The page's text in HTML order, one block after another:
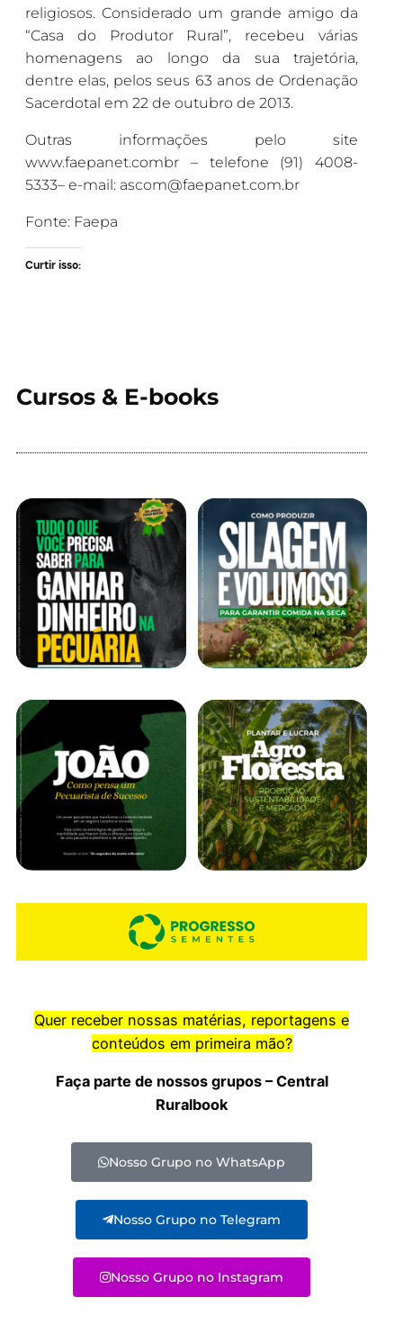
religiosos. Considerado um grande amigo da
“Casa do Produtor Rural”, recebeu várias
homenagens ao longo da sua trajetória,
dentre elas, pelos seus 63 anos de Ordenação
Sacerdotal em 22 de outubro de 2013.
Outras informações pelo site
www.faepanet.combr – telefone (91) 4008-
5333– e-mail: ascom@faepanet.com.br
Fonte: Faepa
Curtir isso:
Cursos & E-books
Quer receber nossas matérias, reportagens e
conteúdos em primeira mão?
Faça parte de nossos grupos – Central
Ruralbook
Nosso Grupo no WhatsApp
Nosso Grupo no Telegram
Nosso Grupo no Instagram